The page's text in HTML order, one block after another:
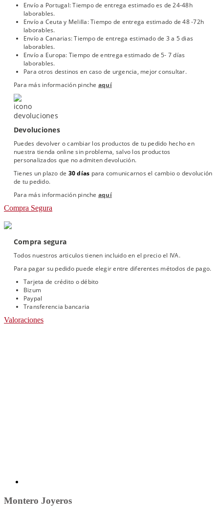
Envío a Portugal: Tiempo de entrega estimado es de 24-48h
laborables.
Envío a Ceuta y Melilla: Tiempo de entrega estimado de 48 -72h
laborables.
Envío a Canarias: Tiempo de entrega estimado de 3 a 5 dias
laborables.
Envío a Europa: Tiempo de entrega estimado de 5- 7 días
laborables.
Para otros destinos en caso de urgencia, mejor consultar.
Para más información pinche aquí
Devoluciones
Puedes devolver o cambiar los productos de tu pedido hecho en
nuestra tienda online sin problema, salvo los productos
personalizados que no admiten devolución.
Tienes un plazo de 30 días para comunicarnos el cambio o devolución
de tu pedido.
Para más información pinche aquí
Compra Segura
Compra segura
Todos nuestros articulos tienen incluido en el precio el IVA.
Para pagar su pedido puede elegir entre diferentes métodos de pago.
Tarjeta de crédito o débito
Bizum
Paypal
Transferencia bancaria
Valoraciones
Montero Joyeros